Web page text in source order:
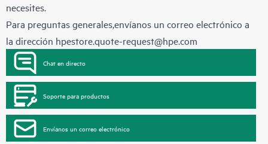
necesites.
Para preguntas generales,envíanos un correo electrónico a
la dirección hpestore.quote-request@hpe.com
Chat en directo
Soporte para productos
Envíanos un correo electrónico